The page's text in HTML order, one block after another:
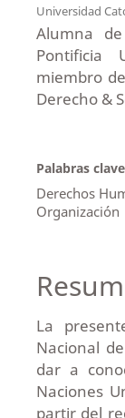
Universidad
Alumna
Pontificia
miembro
Derecho &
Palabras
Derechos
Organización
La
Nacional
dar a
Naciones
partir del